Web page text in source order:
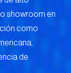
showroom en
como
de